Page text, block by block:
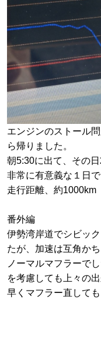
エンジンのストール
ら帰りました。
朝5:30に出て、その日
非常に有意義な１日で
走行距離、約1000km
番外編
伊勢湾岸道でシビッ
たが、加速は互角か
ノーマルマフラーで
を考慮しても上々の
早くマフラー直しても